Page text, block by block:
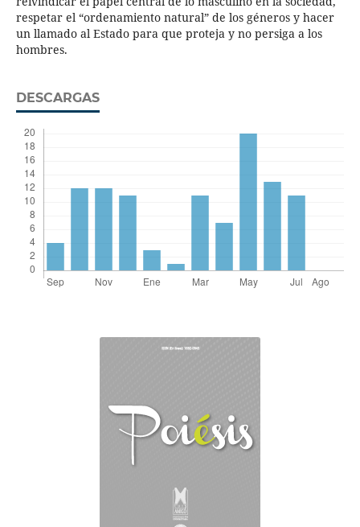
respetar el “ordenamiento natural” de los géneros y hacer
un llamado al Estado para que proteja y no persiga a los
hombres.
DESCARGAS